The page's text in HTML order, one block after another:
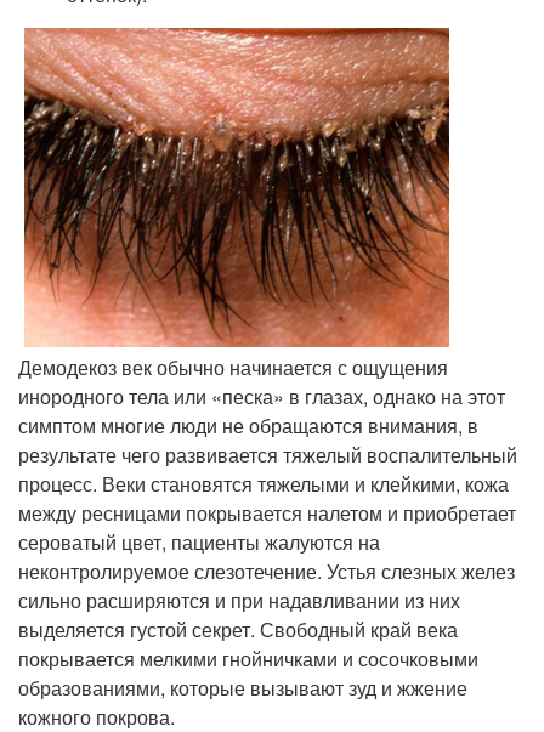
Демодекоз век обычно начинается с ощущения
инородного тела или «песка» в глазах, однако на этот
симптом многие люди не обращаются внимания, в
результате чего развивается тяжелый воспалительный
процесс. Веки становятся тяжелыми и клейкими, кожа
между ресницами покрывается налетом и приобретает
сероватый цвет, пациенты жалуются на
неконтролируемое слезотечение. Устья слезных желез
сильно расширяются и при надавливании из них
выделяется густой секрет. Свободный край века
покрывается мелкими гнойничками и сосочковыми
образованиями, которые вызывают зуд и жжение
кожного покрова.